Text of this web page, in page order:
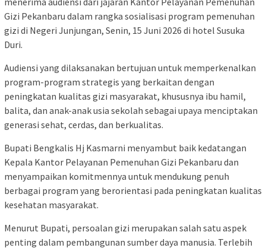
Gizi Pekanbaru dalam rangka sosialisasi program pemenuhan
gizi di Negeri Junjungan, Senin, 15 Juni 2026 di hotel Susuka
Duri.
Audiensi yang dilaksanakan bertujuan untuk memperkenalkan
program-program strategis yang berkaitan dengan
peningkatan kualitas gizi masyarakat, khususnya ibu hamil,
balita, dan anak-anak usia sekolah sebagai upaya menciptakan
generasi sehat, cerdas, dan berkualitas.
Bupati Bengkalis Hj Kasmarni menyambut baik kedatangan
Kepala Kantor Pelayanan Pemenuhan Gizi Pekanbaru dan
menyampaikan komitmennya untuk mendukung penuh
berbagai program yang berorientasi pada peningkatan kualitas
kesehatan masyarakat.
Menurut Bupati, persoalan gizi merupakan salah satu aspek
penting dalam pembangunan sumber daya manusia. Terlebih